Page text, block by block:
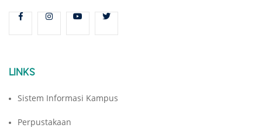
LINKS
Sistem Informasi Kampus
Perpustakaan